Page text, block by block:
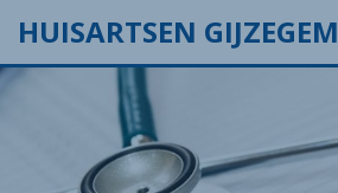
HUISARTSEN GIJZEGEM